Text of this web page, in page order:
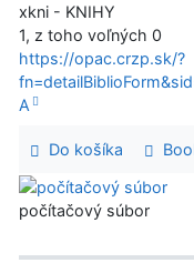
xkni - KNIHY
1, z toho voľných 0
https://opac.crzp.sk/?
A
Do košíka
počítačový súbor